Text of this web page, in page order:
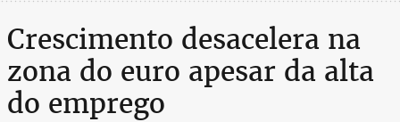
Crescimento desacelera na
zona do euro apesar da alta
do emprego